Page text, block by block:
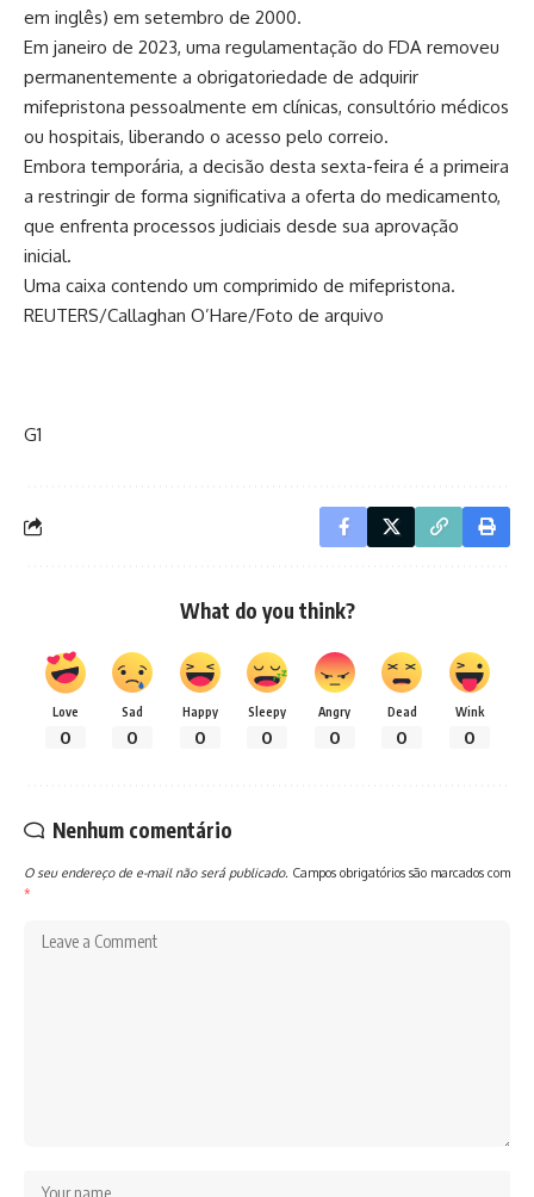
em inglês) em setembro de 2000.
Em janeiro de 2023, uma regulamentação do FDA removeu
permanentemente a obrigatoriedade de adquirir
mifepristona pessoalmente em clínicas, consultório médicos
ou hospitais, liberando o acesso pelo correio.
Embora temporária, a decisão desta sexta-feira é a primeira
a restringir de forma significativa a oferta do medicamento,
que enfrenta processos judiciais desde sua aprovação
inicial.
Uma caixa contendo um comprimido de mifepristona.
REUTERS/Callaghan O’Hare/Foto de arquivo
G1
What do you think?
Love
0
Sad
0
Happy
0
Sleepy
0
Angry
0
Dead
0
Wink
0
Nenhum comentário
O seu endereço de e-mail não será publicado. Campos obrigatórios são marcados com
*